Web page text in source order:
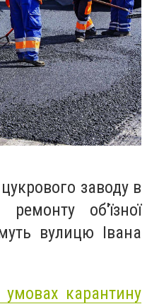
заводу в
ремонту об'їзної
вулицю Івана
карантину